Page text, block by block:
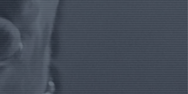
le disque est copié ou lu par certains
ordinateurs, le périphérique de
lecture rencontre des erreurs de
lecture et ne pourra donc pas copier
le disque.
quantités)
((3)) Cliquez sur le bouton AJOUTER
et rendez-vous dans votre PANIER
afin de connaître le total TvaC actuel
de votre projet et options.
((4)) Ajoutez d'autres OPTIONS